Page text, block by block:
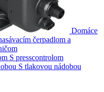
Domáce
čerpadlom a
S presscontrolom
S tlakovou nádobou